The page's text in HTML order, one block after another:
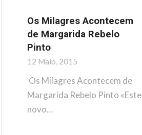
Os Milagres Acontecem
de Margarida Rebelo
Pinto
12 Maio, 2015
Os Milagres Acontecem de
Margarida Rebelo Pinto «Este
novo…